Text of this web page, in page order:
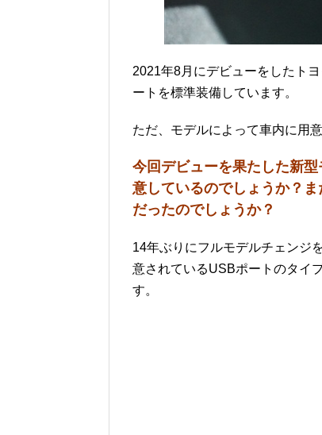
2021年8月にデビューをしたト
ートを標準装備しています。
ただ、モデルによって車内に用
今回デビューを果たした新
意しているのでしょうか？
だったのでしょうか？
14年ぶりにフルモデルチェンジ
意されているUSBポートのタイ
す。